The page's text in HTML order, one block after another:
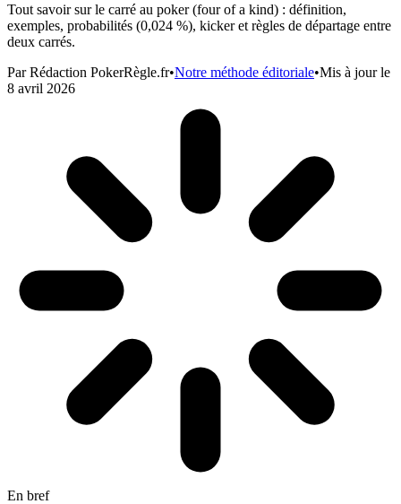
Tout savoir sur le carré au poker (four of a kind) : définition,
exemples, probabilités (0,024 %), kicker et règles de départage entre
deux carrés.
ParRédaction PokerRègle.fr•Notre méthode éditoriale•Mis à jour le
8 avril 2026
En bref